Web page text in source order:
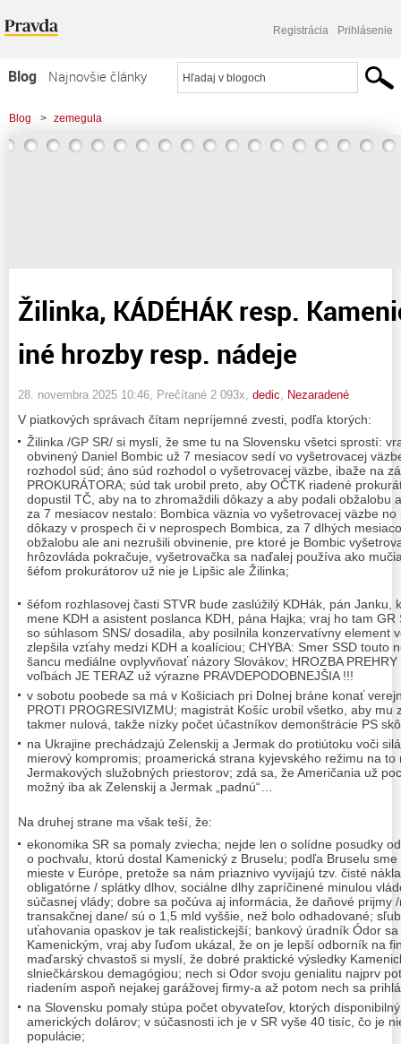
Registrácia Prihlásenie
Blog
Najnovšie články
Najčítanejšie články
Najkomentovanejšie články
Blog > zemegula
> Žilinka, KÁDÉHÁK resp. Kamenický, Orbán ...a iné hrozby resp. nádeje
Žilinka, KÁDÉHÁK resp.
iné hrozby resp. nádeje
28. novembra 2025 10:46 , Prečítané 2 093x, dedic Nezaradené
V piatkových správach čítam nepríjemné zvesti, podľa ktorých:
Žilinka /GP SR/ si myslí, že sme tu na Slovensku všetci sprostí:
obvinený Daniel Bombic už 7 mesiacov sedí vo vyšetrovacej
rozhodol súd; áno súd rozhodol o vyšetrovacej väzbe, ibaže na
PROKURÁTORA; súd tak urobil preto, aby OČTK riadené
dopustil TČ, aby na to zhromaždili dôkazy a aby podali obžalobu
za 7 mesiacov nestalo: Bombica väznia vo vyšetrovacej väzbe
dôkazy v prospech či v neprospech Bombica, za 7 dlhých
obžalobu ale ani nezrušili obvinenie, pre ktoré je Bombic
hrôzovláda pokračuje, vyšetrovačka sa naďalej používa ako
šéfom prokurátorov už nie je Lipšic ale Žilinka;
šéfom rozhlasovej časti STVR bude zaslúžilý KDHák, pán Janku,
mene KDH a asistent poslanca KDH, pána Hajka; vraj ho tam
so súhlasom SNS/ dosadila, aby posilnila konzervatívny element
zlepšila vzťahy medzi KDH a koalíciou; CHYBA: Smer SSD touto
šancu mediálne ovplyvňovať názory Slovákov; HROZBA
voľbách JE TERAZ už výrazne PRAVDEPODOBNEJŠIA !!!
v sobotu poobede sa má v Košiciach pri Dolnej bráne konať
PROTI PROGRESIVIZMU; magistrát Košíc urobil všetko, aby mu
takmer nulová, takže nízky počet účastníkov demonštrácie PS
na Ukrajine prechádzajú Zelenskij a Jermak do protiútoku voči
mierový kompromis; proamerická strana kyjevského režimu na
Jermakových služobných priestorov; zdá sa, že Američania už
možný iba ak Zelenskij a Jermak „padnú“…
Na druhej strane ma však teší, že:
ekonomika SR sa pomaly zviecha; nejde len o solídne posudky
o pochvalu, ktorú dostal Kamenický z Bruselu; podľa Bruselu
mieste v Európe, pretože sa nám priaznivo vyvíjajú tzv. čisté
obligatórne / splátky dlhov, sociálne dlhy zapríčinené minulou
súčasnej vlády; dobre sa počúva aj informácia, že daňové prijmy
transakčnej dane/ sú o 1,5 mld vyššie, než bolo odhadované;
uťahovania opaskov je tak realistickejší; bankový úradník Ódor
Kamenickým, vraj aby ľuďom ukázal, že on je lepší odborník na
maďarský chvastoš si myslí, že dobré praktické výsledky
slniečkárskou demagógiou; nech si Odor svoju genialitu najprv
riadením aspoň nejakej garážovej firmy-a až potom nech sa
na Slovensku pomaly stúpa počet obyvateľov, ktorých
amerických dolárov; v súčasnosti ich je v SR vyše 40 tisíc, čo je
populácie;